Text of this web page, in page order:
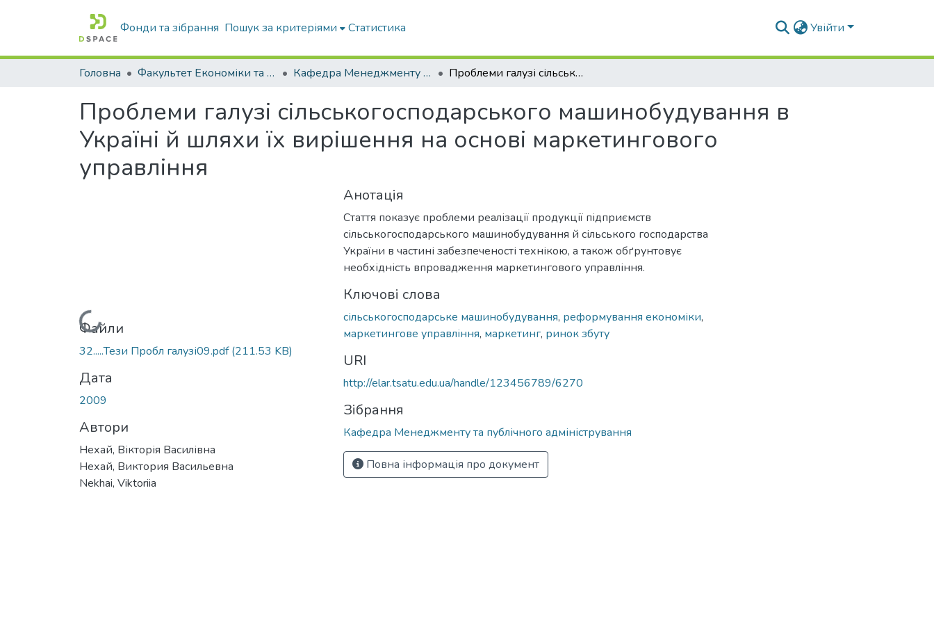
Фонди та зібрання Пошук за критеріями Статистика Увійти
Головна Факультет Економіки та бізнесу Кафедра Менеджменту та публічного адміністрування Проблеми галузі сільськогосподарського машинобудування в Україні й шляхи їх вирішення на основі маркетингового управління
Проблеми галузі сільськогосподарського машинобудування в
Україні й шляхи їх вирішення на основі маркетингового
управління
Вантажиться...
Файли
32.....Тези Пробл галузі09.pdf(211.53 KB)
Дата
2009
Автори
Нехай, Вікторія Василівна
Нехай, Виктория Васильевна
Nekhai, Viktoriia
Анотація
Стаття показує проблеми реалізації продукції підприємств
сільськогосподарського машинобудування й сільського господарства
України в частині забезпеченості технікою, а також обґрунтовує
необхідність впровадження маркетингового управління.
Ключові слова
сільськогосподарське машинобудування, реформування економіки,
маркетингове управління, маркетинг, ринок збуту
URI
http://elar.tsatu.edu.ua/handle/123456789/6270
Зібрання
Кафедра Менеджменту та публічного адміністрування
Повна інформація про документ